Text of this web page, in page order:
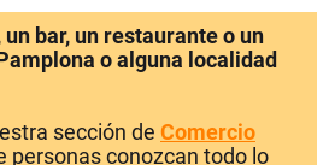
bar, un restaurante o un
o alguna localidad
sección de Comercio
personas conozcan todo lo